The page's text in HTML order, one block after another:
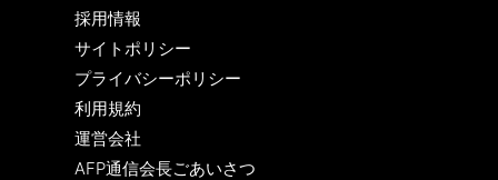
採用情報
サイトポリシー
プライバシーポリシー
利用規約
運営会社
AFP通信会長ごあいさつ